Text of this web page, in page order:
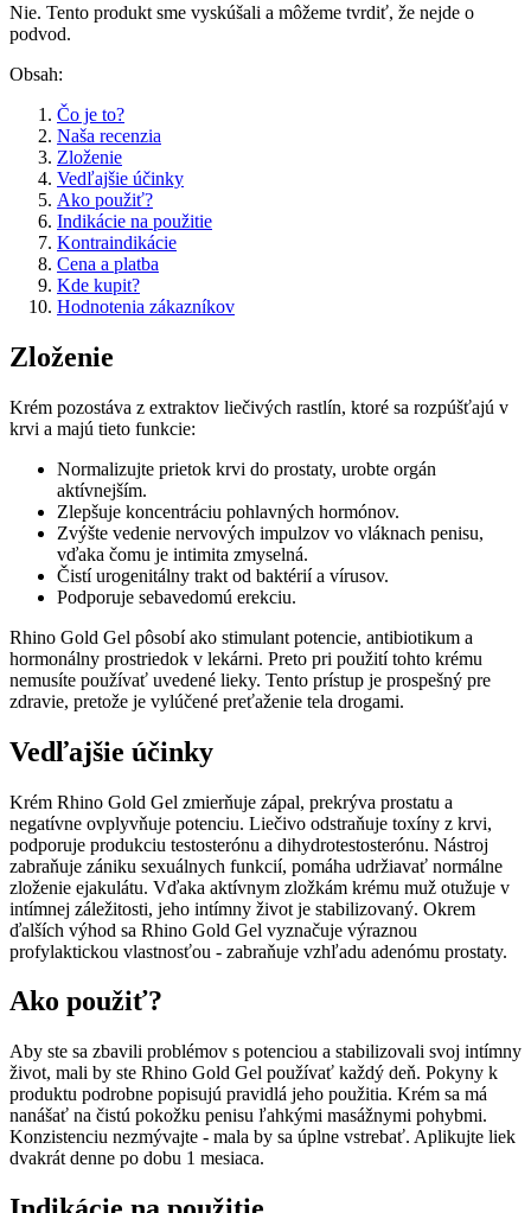
Nie. Tento produkt sme vyskúšali a môžeme tvrdiť, že nejde o
podvod.
Obsah:
Čo je to?
Naša recenzia
Zloženie
Vedľajšie účinky
Ako použiť?
Indikácie na použitie
Kontraindikácie
Cena a platba
Kde kupit?
Hodnotenia zákazníkov
Zloženie
Krém pozostáva z extraktov liečivých rastlín, ktoré sa rozpúšťajú v
krvi a majú tieto funkcie:
Normalizujte prietok krvi do prostaty, urobte orgán
aktívnejším.
Zlepšuje koncentráciu pohlavných hormónov.
Zvýšte vedenie nervových impulzov vo vláknach penisu,
vďaka čomu je intimita zmyselná.
Čistí urogenitálny trakt od baktérií a vírusov.
Podporuje sebavedomú erekciu.
Rhino Gold Gel pôsobí ako stimulant potencie, antibiotikum a
hormonálny prostriedok v lekárni. Preto pri použití tohto krému
nemusíte používať uvedené lieky. Tento prístup je prospešný pre
zdravie, pretože je vylúčené preťaženie tela drogami.
Vedľajšie účinky
Krém Rhino Gold Gel zmierňuje zápal, prekrýva prostatu a
negatívne ovplyvňuje potenciu. Liečivo odstraňuje toxíny z krvi,
podporuje produkciu testosterónu a dihydrotestosterónu. Nástroj
zabraňuje zániku sexuálnych funkcií, pomáha udržiavať normálne
zloženie ejakulátu. Vďaka aktívnym zložkám krému muž otužuje v
intímnej záležitosti, jeho intímny život je stabilizovaný. Okrem
ďalších výhod sa Rhino Gold Gel vyznačuje výraznou
profylaktickou vlastnosťou - zabraňuje vzhľadu adenómu prostaty.
Ako použiť?
Aby ste sa zbavili problémov s potenciou a stabilizovali svoj intímny
život, mali by ste Rhino Gold Gel používať každý deň. Pokyny k
produktu podrobne popisujú pravidlá jeho použitia. Krém sa má
nanášať na čistú pokožku penisu ľahkými masážnymi pohybmi.
Konzistenciu nezmývajte - mala by sa úplne vstrebať. Aplikujte liek
dvakrát denne po dobu 1 mesiaca.